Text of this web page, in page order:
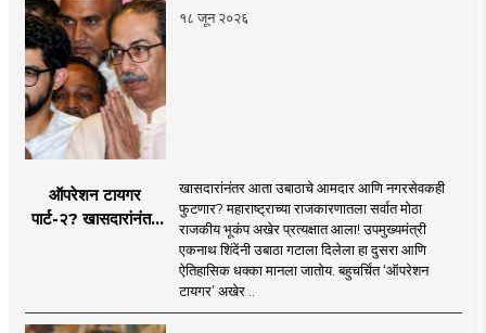
१८ जून २०२६
ऑपरेशन टायगर
पार्ट-२? खासदारांनंतर
खासदारांनंतर आता उबाठाचे आमदार आणि नगरसेवकही
फुटणार? महाराष्ट्राच्या राजकारणातला सर्वात मोठा
राजकीय भूकंप अखेर प्रत्यक्षात आला! उपमुख्यमंत्री
एकनाथ शिंदेंनी उबाठा गटाला दिलेला हा दुसरा आणि
ऐतिहासिक धक्का मानला जातोय. बहुचर्चित ‘ऑपरेशन
टायगर’ अखेर ..